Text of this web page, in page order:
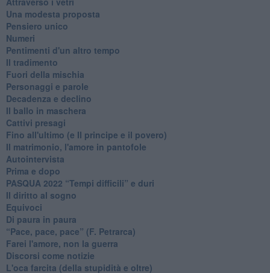
Una modesta proposta
Pensiero unico
Numeri
Pentimenti d'un altro tempo
Il tradimento
Fuori della mischia
Personaggi e parole
Decadenza e declino
Il ballo in maschera
Cattivi presagi
Fino all'ultimo (e Il principe e il povero)
Il matrimonio, l'amore in pantofole
Autointervista
Prima e dopo
​PASQUA 2022 “Tempi difficili” e duri
Il diritto al sogno
Equivoci
Di paura in paura
​“Pace, pace, pace” (F. Petrarca)
Farei l'amore, non la guerra
Discorsi come notizie
L'oca farcita (della stupidità e oltre)